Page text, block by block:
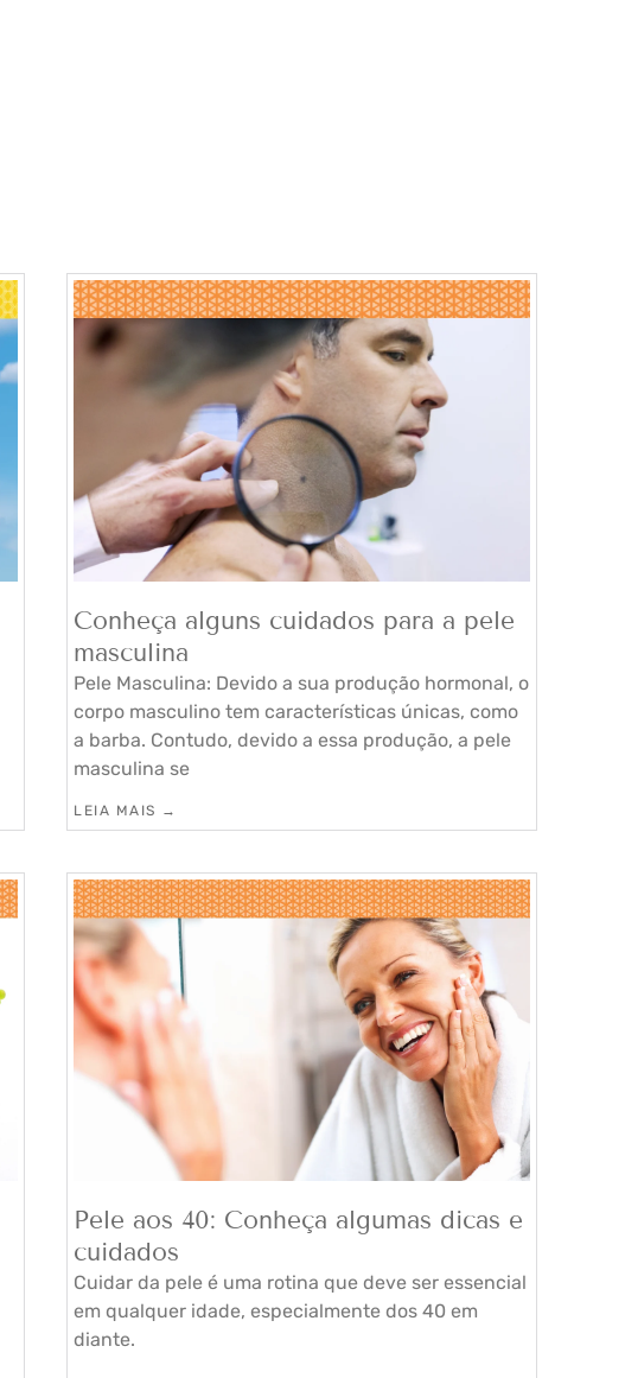
Conheça alguns cuidados para a pele
masculina
Pele Masculina: Devido a sua produção hormonal, o
corpo masculino tem características únicas, como
a barba. Contudo, devido a essa produção, a pele
masculina se
LEIA MAIS →
Pele aos 40: Conheça algumas dicas e
cuidados
Cuidar da pele é uma rotina que deve ser essencial
em qualquer idade, especialmente dos 40 em
diante.